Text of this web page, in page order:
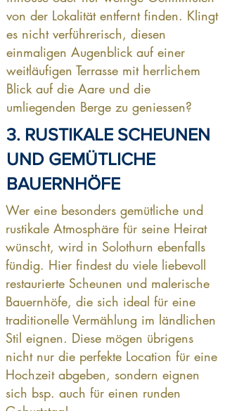
von der Lokalität entfernt finden. Klingt
es nicht verführerisch, diesen
einmaligen Augenblick auf einer
weitläufigen Terrasse mit herrlichem
Blick auf die Aare und die
umliegenden Berge zu geniessen?
3. RUSTIKALE SCHEUNEN
UND GEMÜTLICHE
BAUERNHÖFE
Wer eine besonders gemütliche und
rustikale Atmosphäre für seine Heirat
wünscht, wird in Solothurn ebenfalls
fündig. Hier findest du viele liebevoll
restaurierte Scheunen und malerische
Bauernhöfe, die sich ideal für eine
traditionelle Vermählung im ländlichen
Stil eignen. Diese mögen übrigens
nicht nur die perfekte Location für eine
Hochzeit abgeben, sondern eignen
sich bsp. auch für einen runden